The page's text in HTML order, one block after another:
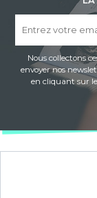
Nous collectons
envoyer nos
en cliquant sur